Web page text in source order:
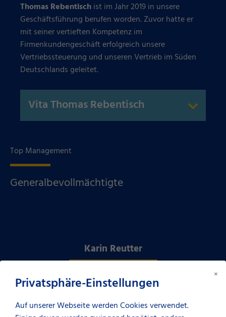
×
Privatsphäre-Einstellungen
Auf unserer Webseite werden Cookies verwendet.
Thomas Rebentischist im Jahr 2019 in unsere
Geschäftsführung berufen worden. Zuvor hatte er
mit seiner vertieften Kompetenz im
Firmenkundengeschäft erfolgreich unsere
Vertriebssteuerung und unseren Vertrieb im Süden
Deutschlands geleitet.
Vita Thomas Rebentisch
Top Management
Generalbevollmächtigte
Karin Reutter